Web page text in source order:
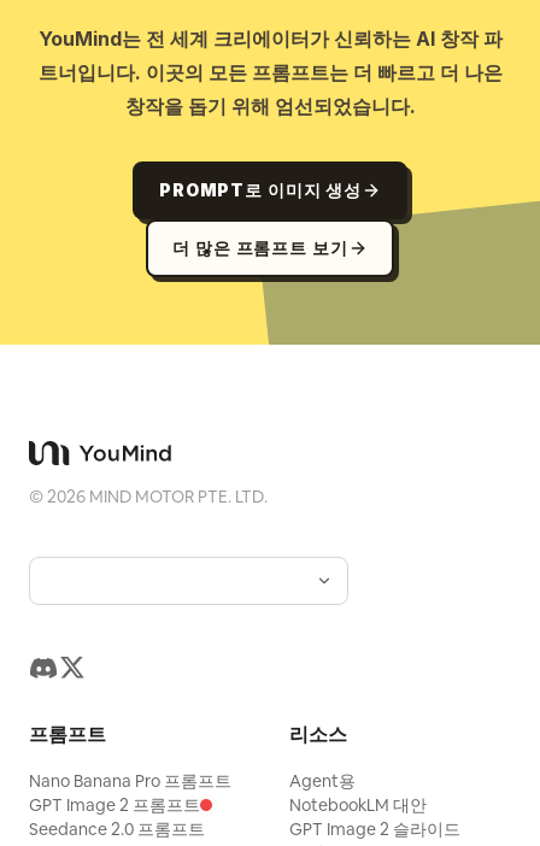
YouMind는 전 세계 크리에이터가 신뢰하는 AI 창작 파
트너입니다. 이곳의 모든 프롬프트는 더 빠르고 더 나은
창작을 돕기 위해 엄선되었습니다.
PROMPT로 이미지 생성
더 많은 프롬프트 보기
©2026 MIND MOTOR PTE. LTD.
프롬프트
Nano Banana Pro 프롬프트
GPT Image 2 프롬프트
Seedance 2.0 프롬프트
리소스
Agent용
NotebookLM 대안
GPT Image 2 슬라이드